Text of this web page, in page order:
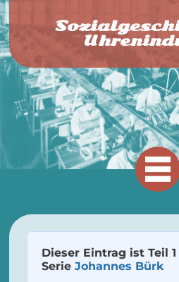
Dieser Eintrag ist Teil
Serie Johannes Bürk